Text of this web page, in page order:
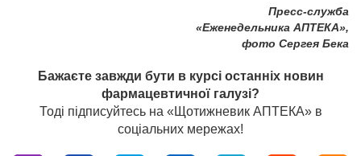
Пресс-служба
«Еженедельника АПТЕКА»,
фото Сергея Бека
Бажаєте завжди бути в курсі останніх новин
фармацевтичної галузі?
Тоді підписуйтесь на «Щотижневик АПТЕКА» в
соціальних мережах!